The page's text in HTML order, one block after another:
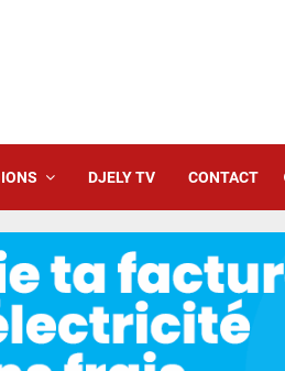
DJELY TV CONTACT